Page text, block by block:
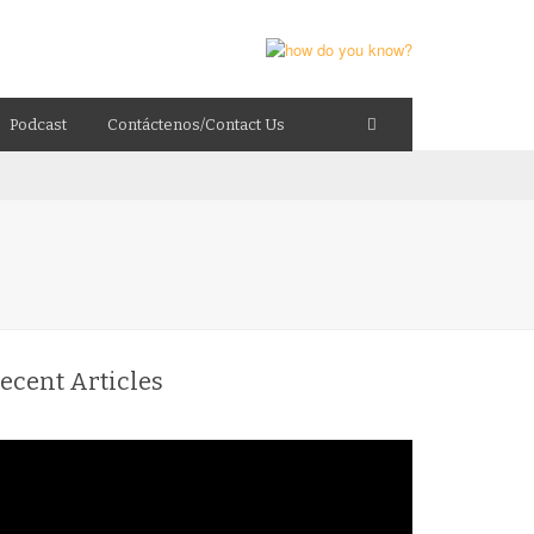
Podcast Contáctenos/Contact Us
Articles